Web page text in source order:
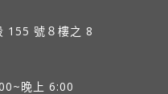
155 號８樓之 8
晚上 6:00